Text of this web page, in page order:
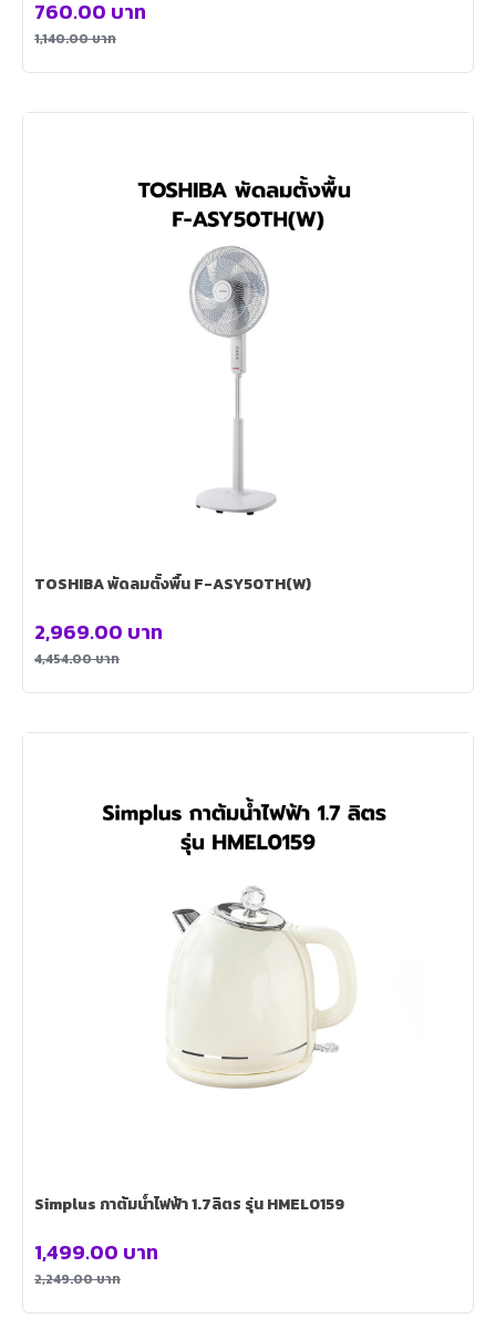
1,140.00บาท
760.00 บาท
TOSHIBA พัดลมตั้งพื้น F-ASY50TH(W)
4,454.00บาท
2,969.00 บาท
Simplus กาต้มน้ำไฟฟ้า 1.7ลิตร รุ่น HMEL0159
2,249.00บาท
1,499.00 บาท